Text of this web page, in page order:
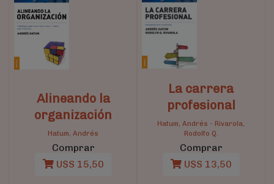
Alineando la
organización
Hatum, Andrés
Comprar
U$S 15,50
La carrera
profesional
Hatum, Andrés - Rivarola,
Rodolfo Q.
Comprar
U$S 13,50